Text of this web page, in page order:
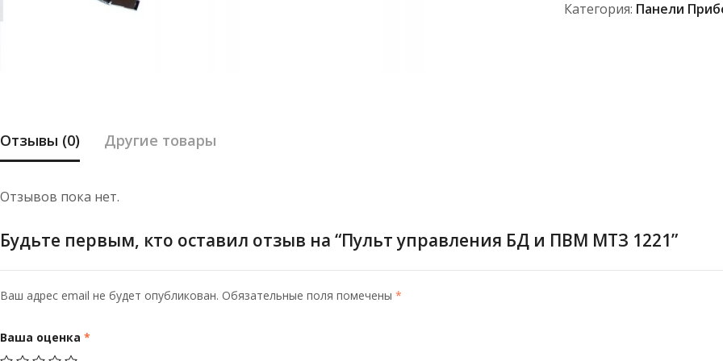
1221
Категория: Панели
Отзывы (0) Другие товары
Отзывов пока нет.
Будьте первым, кто оставил отзыв на “Пульт управления БД и ПВМ МТЗ 1221”
Ваш адрес email не будет опубликован. Обязательные поля помечены *
Ваша оценка *